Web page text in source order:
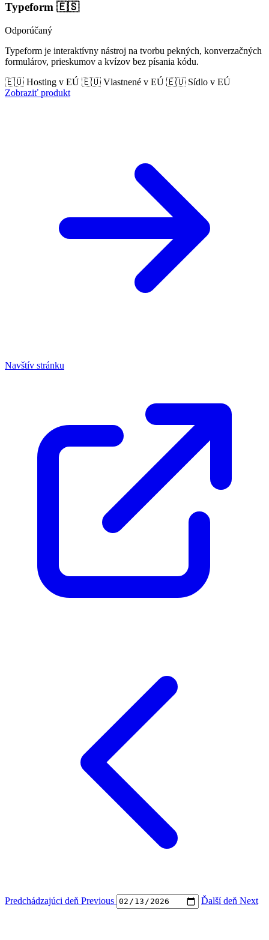
Typeform 🇪🇸
Odporúčaný
Typeform je interaktívny nástroj na tvorbu pekných, konverzačných
formulárov, prieskumov a kvízov bez písania kódu.
🇪🇺 Hosting v EÚ 🇪🇺 Vlastnené v EÚ 🇪🇺 Sídlo v EÚ
Zobraziť produkt
Navštív stránku
Predchádzajúci deň Previous Ďalší deň Next